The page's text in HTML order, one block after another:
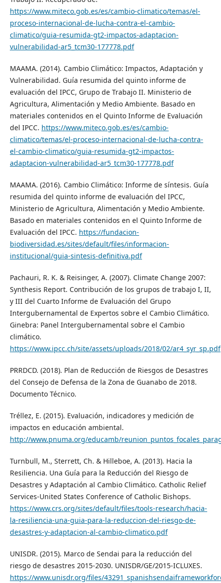
https://www.miteco.gob.es/es/cambio-climatico/temas/el-
proceso-internacional-de-lucha-contra-el-cambio-
climatico/guia-resumida-gt2-impactos-adaptacion-
vulnerabilidad-ar5_tcm30-177778.pdf
MAAMA. (2014). Cambio Climático: Impactos, Adaptación y
Vulnerabilidad. Guía resumida del quinto informe de
evaluación del IPCC, Grupo de Trabajo II. Ministerio de
Agricultura, Alimentación y Medio Ambiente. Basado en
materiales contenidos en el Quinto Informe de Evaluación
del IPCC. https://www.miteco.gob.es/es/cambio-
climatico/temas/el-proceso-internacional-de-lucha-contra-
el-cambio-climatico/guia-resumida-gt2-impactos-
adaptacion-vulnerabilidad-ar5_tcm30-177778.pdf
MAAMA. (2016). Cambio Climático: Informe de síntesis. Guía
resumida del quinto informe de evaluación del IPCC,
Ministerio de Agricultura, Alimentación y Medio Ambiente.
Basado en materiales contenidos en el Quinto Informe de
Evaluación del IPCC. https://fundacion-
biodiversidad.es/sites/default/files/informacion-
institucional/guia-sintesis-definitiva.pdf
Pachauri, R. K. & Reisinger, A. (2007). Climate Change 2007:
Synthesis Report. Contribución de los grupos de trabajo I, II,
y III del Cuarto Informe de Evaluación del Grupo
Intergubernamental de Expertos sobre el Cambio Climático.
Ginebra: Panel Intergubernamental sobre el Cambio
climático.
https://www.ipcc.ch/site/assets/uploads/2018/02/ar4_syr_sp.pdf
PRRDCD. (2018). Plan de Reducción de Riesgos de Desastres
del Consejo de Defensa de la Zona de Guanabo de 2018.
Documento Técnico.
Tréllez, E. (2015). Evaluación, indicadores y medición de
impactos en educación ambiental.
http://www.pnuma.org/educamb/
Turnbull, M., Sterrett, Ch. & Hilleboe, A. (2013). Hacia la
Resiliencia. Una Guía para la Reducción del Riesgo de
Desastres y Adaptación al Cambio Climático. Catholic Relief
Services-United States Conference of Catholic Bishops.
https://www.crs.org/sites/default/files/tools-research/hacia-
la-resiliencia-una-guia-para-la-reduccion-del-riesgo-de-
desastres-y-adaptacion-al-cambio-climatico.pdf
UNISDR. (2015). Marco de Sendai para la reducción del
riesgo de desastres 2015-2030. UNISDR/GE/2015-ICLUXES.
https://www.unisdr.org/files/